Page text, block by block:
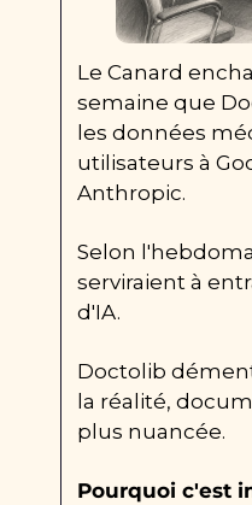
Le Canard
semaine que
les données
utilisateurs à
Anthropic.
Selon
serviraient à
d'IA.
Doctolib
la réalité,
plus nuancée.
Pourquoi c'est